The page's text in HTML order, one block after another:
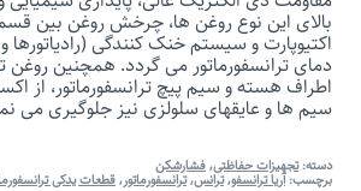
بالای این نوع روغن ها، چرخش روغن بین
اکتیوپارت و سیستم خنک کنندگی
دمای ترانسفورماتور می گردد. همچنین روغن
اطراف هسته و سیم پیچ ترانسفورماتور، از
سیم ها و عایقهای سلولزی نیز جلوگیری می
دسته:تجهیزات حفاظتی,فشارشکن
برچسب:آریا ترانسفو,ترانس,ترانسفورماتور,قطعات یدکی